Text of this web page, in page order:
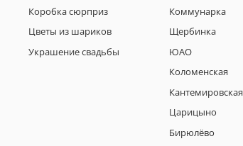
Коробка сюрприз
Цветы из шариков
Украшение свадьбы
Коммунарка
Щербинка
ЮАО
Коломенская
Кантемировская
Царицыно
Бирюлёво